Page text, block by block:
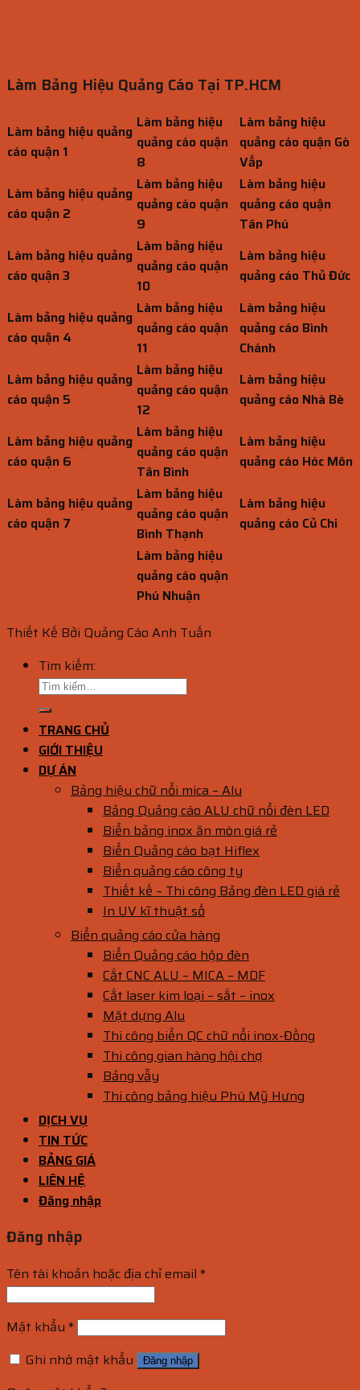
Làm Bảng Hiệu Quảng Cáo Tại TP.HCM
Làm bảng hiệu quảng
cáo quận 1
Làm bảng hiệu
quảng cáo quận
8
Làm bảng hiệu
quảng cáo quận Gò
Vấp
Làm bảng hiệu quảng
cáo quận 2
Làm bảng hiệu
quảng cáo quận
9
Làm bảng hiệu
quảng cáo quận
Tân Phú
Làm bảng hiệu quảng
cáo quận 3
Làm bảng hiệu
quảng cáo quận
10
Làm bảng hiệu
quảng cáo Thủ Đức
Làm bảng hiệu quảng
cáo quận 4
Làm bảng hiệu
quảng cáo quận
11
Làm bảng hiệu
quảng cáo Bình
Chánh
Làm bảng hiệu quảng
cáo quận 5
Làm bảng hiệu
quảng cáo quận
12
Làm bảng hiệu
quảng cáo Nhà Bè
Làm bảng hiệu quảng
cáo quận 6
Làm bảng hiệu
quảng cáo quận
Tân Bình
Làm bảng hiệu
quảng cáo Hóc Môn
Làm bảng hiệu quảng
cáo quận 7
Làm bảng hiệu
quảng cáo quận
Bình Thạnh
Làm bảng hiệu
quảng cáo Củ Chi
Làm bảng hiệu
quảng cáo quận
Phú Nhuận
Thiết Kế Bởi Quảng Cáo Anh Tuấn
Tìm kiếm:
TRANG CHỦ
GIỚI THIỆU
DỰ ÁN
Bảng hiệu chữ nổi mica – Alu
Bảng Quảng cáo ALU chữ nổi đèn LED
Biển bảng inox ăn mòn giá rẻ
Biển Quảng cáo bạt Hiflex
Biển quảng cáo công ty
Thiết kế – Thi công Bảng đèn LED giá rẻ
In UV kĩ thuật số
Biển quảng cáo cửa hàng
Biển Quảng cáo hộp đèn
Cắt CNC ALU – MICA – MDF
Cắt laser kim loại – sắt – inox
Mặt dựng Alu
Thi công biển QC chữ nổi inox-Đồng
Thi công gian hàng hội chợ
Bảng vẫy
Thi công bảng hiệu Phú Mỹ Hưng
DỊCH VỤ
TIN TỨC
BẢNG GIÁ
LIÊN HỆ
Đăng nhập
Đăng nhập
Tên tài khoản hoặc địa chỉ email *
Mật khẩu *
Ghi nhớ mật khẩu
Đăng nhập